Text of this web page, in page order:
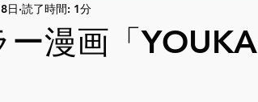
ビス Research
ー漫画「
日 読了時間: 1分